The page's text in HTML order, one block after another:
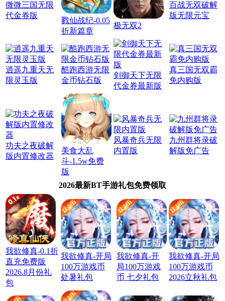
微微三国无限
代金券版
戮仙战纪-0.05
折新篇章
极无双2
百战无双破解
版无限元宝
逍遥九重天无
限灵玉版
酷跑西游无限
金币钻石版
剑御天下无限
代金券最新版
真三国无双霸
免内购版
功夫之夜破解
版内置修改器
美食大乱
斗-1.5w免费
版
风暴奇兵无限
内置版
九州群将录破
解版免广告
2026最新BT手游礼包免费领取
我欲修真-0.1折
直充免费版
2026.8月份礼
包
我欲修真-开局
100万游戏币
处暑礼包
我欲修真-开
局100万游戏
币 七夕礼包
我欲修真-开局
100万游戏币
2026立秋礼包